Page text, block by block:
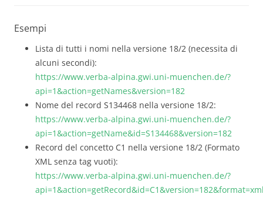
Esempi
Lista di tutti i nomi nella versione 18/2 (necessita di
alcuni secondi):
https://www.verba-alpina.gwi.uni-muenchen.de/?
api=1&action=getNames&version=182
Nome del record S134468 nella versione 18/2:
https://www.verba-alpina.gwi.uni-muenchen.de/?
api=1&action=getName&id=S134468&version=182
Record del concetto C1 nella versione 18/2 (Formato
XML senza tag vuoti):
https://www.verba-alpina.gwi.uni-muenchen.de/?